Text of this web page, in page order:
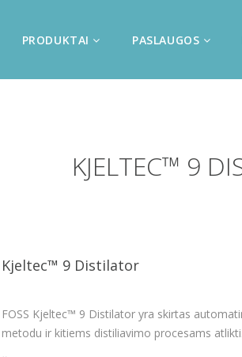
PRODUKTAI PASLAUGOS
KJELTEC™ 9
Kjeltec™ 9 Distilator
FOSS Kjeltec™ 9 Distilator yra skirtas
metodu ir kitiems distiliavimo procesams atlikti.